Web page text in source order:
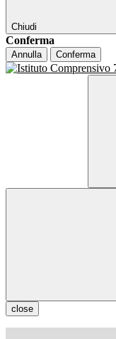
Chiudi
Conferma
Annulla Conferma
close